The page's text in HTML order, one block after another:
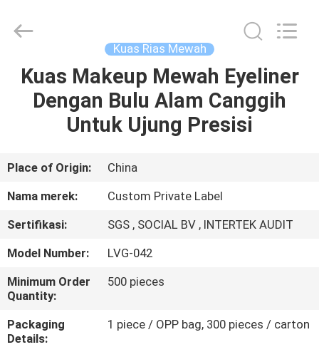
RUMAH
PRODUK
TENTANG
KAMI
TUR
PABRIK
KONTROL
KUALITAS
Reserved.
Kuas Rias Mewah
Kuas Makeup Mewah Eyeliner
Dengan Bulu Alam Canggih
Untuk Ujung Presisi
Place of Origin:
China
Nama merek:
Custom Private Label
Sertifikasi:
SGS , SOCIAL BV , INTERTEK AUDIT
Model Number:
LVG-042
Minimum Order
Quantity:
500 pieces
Packaging
Details:
1 piece / OPP bag, 300 pieces / carton